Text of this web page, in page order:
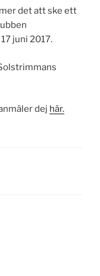
det att ske ett
juni 2017.
dej här.